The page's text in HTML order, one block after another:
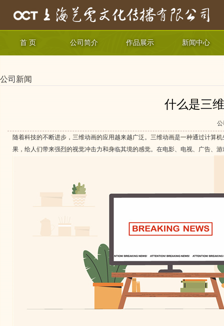
首 页 公司简介 作品展示 新闻中心
公司新闻
什么是三
公
随着科技的不断进步，三维动画的应用越来越广泛。三维动画是一种通过计算
果，给人们带来强烈的视觉冲击力和身临其境的感觉。在电影、电视、广告、